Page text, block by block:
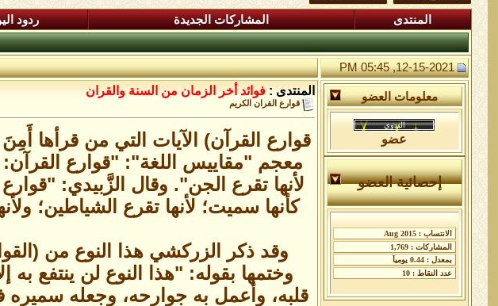
المنتدى المشاركات الجديدة ردود
12-15-2021, 05:45 PM
معلومات العضو
عضو
إحصائية العضو
المنتدى : فوائد أخر الزمان من السنة والقران
قوارع القران الكريم
قوارع القرآن) الآيات التي من قرأها
معجم "مقاييس اللغة": "قوارع القرآن:
لأنها تقرع الجن". وقال الزَّبيدي:
كأنها سميت؛ لأنها تقرع الشياطين؛
وقد ذكر الزركشي هذا النوع من
وختمها بقوله: "هذا النوع لن ينتفع
قلبه، وأعمل به جوارحه، وجعله سميره